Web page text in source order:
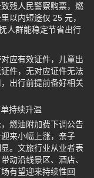
残人民警察购票，燃
以内短途仅 25 元，
人群能稳定节省出行
应有效证件，儿童出
件，无对应证件无法
出行前提前备好相关
持续升温
燃油附加费下调公告
来小幅上涨，亲子
。文旅行业从业者表
动沿线景区、酒店、
有望迎来持续性回